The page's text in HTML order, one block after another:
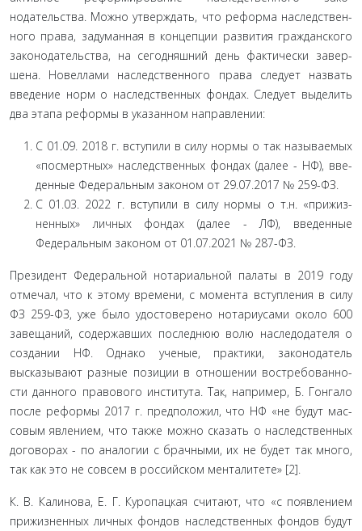
нодательства. Можно утверждать, что реформа наследствен­
ного права, задуманная в концепции развития гражданского
законодательства, на сегодняшний день фактически завер­
шена. Новеллами наследственного права следует назвать
вве­дение норм о наследственных фондах. Следует выделить
два этапа реформы в указанном направлении:
С 01.09. 2018 г. вступили в силу нормы о так называе­мых
«посмертных» наследственных фондах (далее - НФ), вве­
денные Федеральным законом от 29.07.2017 № 259-ФЗ.
С 01.03. 2022 г. вступили в силу нормы о т.н. «прижиз­
ненных» личных фондах (далее - ЛФ), введенные
Федераль­ным законом от 01.07.2021 № 287-ФЗ.
Президент Федеральной нотариальной палаты в 2019 году
отмечал, что к этому времени, с момента вступления в силу
ФЗ 259-ФЗ, уже было удостоверено нотариусами около 600
завещаний, содержавших последнюю волю наследодате­ля о
создании НФ. Однако ученые, практики, законодатель
высказывают разные позиции в отношении востребованно­
сти данного правового института. Так, например, Б. Гонгало
после реформы 2017 г. предположил, что НФ «не будут мас­
совым явлением, что также можно сказать о наследственных
договорах - по аналогии с брачными, их не будет так много,
так как это не совсем в российском менталитете» [2].
К. В. Калинова, Е. Г. Куропацкая считают, что «с появ­лением
прижизненных личных фондов наследственных фон­дов будут